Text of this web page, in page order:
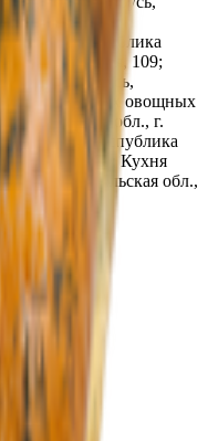
109;
Республика
ул. Шоссейная, 109;
Беларусь,
109; Цех овощных
Гомельская обл., г.
ХЗ», Республика
мкр.18, д. 6А; Кухня
Гомельская обл.,